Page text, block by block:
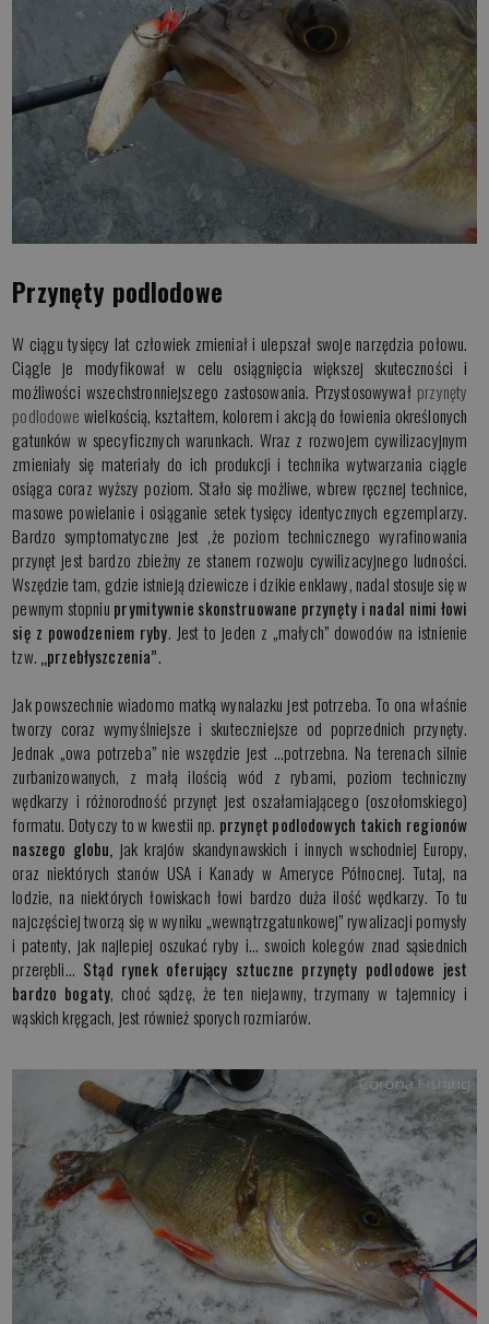
Przynęty podlodowe
W ciągu tysięcy lat człowiek zmieniał i ulepszał swoje narzędzia połowu.
Ciągle je modyfikował w celu osiągnięcia większej skuteczności i
możliwości wszechstronniejszego zastosowania. Przystosowywał przynęty
podlodowe wielkością, kształtem, kolorem i akcją do łowienia określonych
gatunków w specyficznych warunkach. Wraz z rozwojem cywilizacyjnym
zmieniały się materiały do ich produkcji i technika wytwarzania ciągle
osiąga coraz wyższy poziom. Stało się możliwe, wbrew ręcznej technice,
masowe powielanie i osiąganie setek tysięcy identycznych egzemplarzy.
Bardzo symptomatyczne jest ,że poziom technicznego wyrafinowania
przynęt jest bardzo zbieżny ze stanem rozwoju cywilizacyjnego ludności.
Wszędzie tam, gdzie istnieją dziewicze i dzikie enklawy, nadal stosuje się w
pewnym stopniu prymitywnie skonstruowane przynęty i nadal nimi łowi
się z powodzeniem ryby. Jest to jeden z „małych” dowodów na istnienie
tzw. „przebłyszczenia”.
Jak powszechnie wiadomo matką wynalazku jest potrzeba. To ona właśnie
tworzy coraz wymyślniejsze i skuteczniejsze od poprzednich przynęty.
Jednak „owa potrzeba” nie wszędzie jest …potrzebna. Na terenach silnie
zurbanizowanych, z małą ilością wód z rybami, poziom techniczny
wędkarzy i różnorodność przynęt jest oszałamiającego (oszołomskiego)
formatu. Dotyczy to w kwestii np. przynęt podlodowych takich regionów
naszego globu, jak krajów skandynawskich i innych wschodniej Europy,
oraz niektórych stanów USA i Kanady w Ameryce Północnej. Tutaj, na
lodzie, na niektórych łowiskach łowi bardzo duża ilość wędkarzy. To tu
najczęściej tworzą się w wyniku „wewnątrzgatunkowej” rywalizacji pomysły
i patenty, jak najlepiej oszukać ryby i… swoich kolegów znad sąsiednich
przerębli… Stąd rynek oferujący sztuczne przynęty podlodowe jest
bardzo bogaty, choć sądzę, że ten niejawny, trzymany w tajemnicy i
wąskich kręgach, jest również sporych rozmiarów.